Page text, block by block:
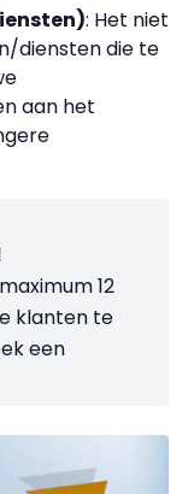
: Het niet
diensten die te
aan het
12
klanten te
een